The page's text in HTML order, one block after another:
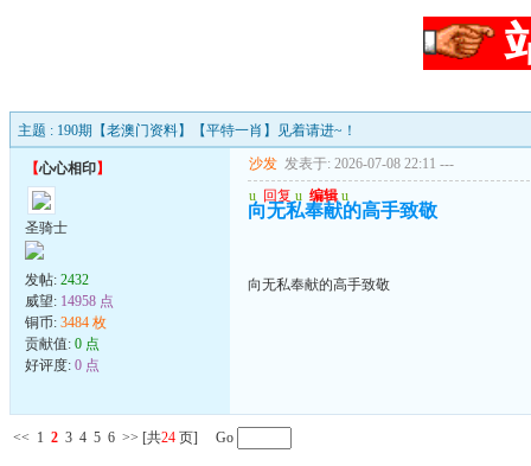
主题 : 190期【老澳门资料】【平特一肖】见着请进~！
【心心相印】
圣骑士
发帖: 2432
威望: 14958 点
铜币: 3484 枚
贡献值: 0 点
好评度: 0 点
沙发 发表于: 2026-07-08 22:11 ---
u 回复 u 编辑 u
向无私奉献的高手致敬
向无私奉献的高手致敬
<< 1 2 3 4 5 6 >> [共24 页] Go